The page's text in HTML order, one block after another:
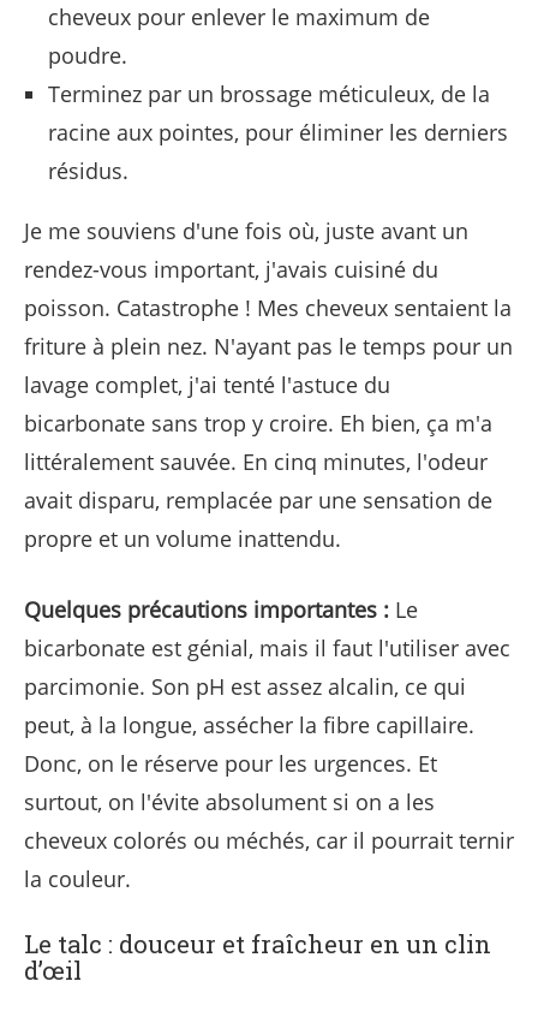
cheveux pour enlever le maximum de
poudre.
Terminez par un brossage méticuleux, de la
racine aux pointes, pour éliminer les derniers
résidus.
Je me souviens d'une fois où, juste avant un
rendez-vous important, j'avais cuisiné du
poisson. Catastrophe ! Mes cheveux sentaient la
friture à plein nez. N'ayant pas le temps pour un
lavage complet, j'ai tenté l'astuce du
bicarbonate sans trop y croire. Eh bien, ça m'a
littéralement sauvée. En cinq minutes, l'odeur
avait disparu, remplacée par une sensation de
propre et un volume inattendu.
Quelques précautions importantes : Le
bicarbonate est génial, mais il faut l'utiliser avec
parcimonie. Son pH est assez alcalin, ce qui
peut, à la longue, assécher la fibre capillaire.
Donc, on le réserve pour les urgences. Et
surtout, on l'évite absolument si on a les
cheveux colorés ou méchés, car il pourrait ternir
la couleur.
Le talc : douceur et fraîcheur en un clin
d’œil